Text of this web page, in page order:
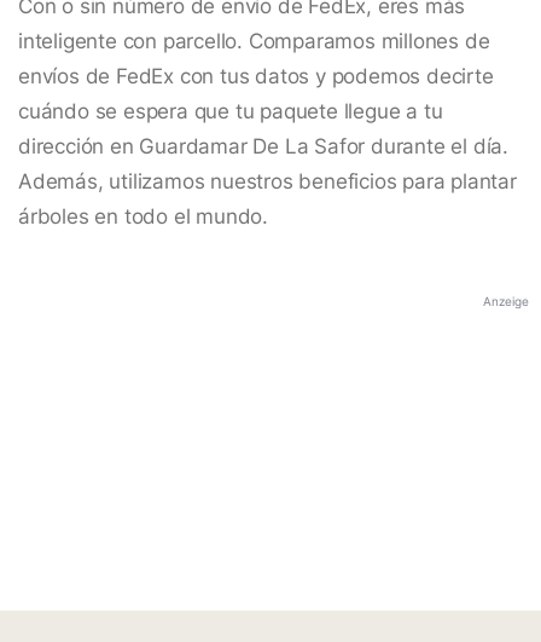
Con o sin número de envío de FedEx, eres más
inteligente con parcello. Comparamos millones de
envíos de FedEx con tus datos y podemos decirte
cuándo se espera que tu paquete llegue a tu
dirección en Guardamar De La Safor durante el día.
Además, utilizamos nuestros beneficios para plantar
árboles en todo el mundo.
Anzeige